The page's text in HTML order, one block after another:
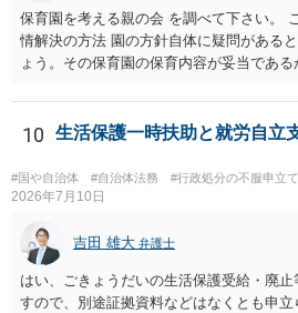
保育園を考える親の会 を調べて下さい。
情解決の方法 園の方針自体に疑問がある
ょう。その保育園の保育内容が妥当であ
だけで問題が解決できずにこじれた時に
に提出しましょう。園は保護者の苦情に
三）。さらに苦情解決のための第三者委員
導されています。 保育園との相談や交渉
「福祉サービス運営適正化委員会」が設
はもちろんのこと、認可外の保育施設でも
は、市や区、都道府県などの責任の範囲
談に応じなくてはなりません。
10 生活保護一時扶助と就労自立
#国や自治体 #自治体法務 #行政処分の不服申立て
2026年7月10日
吉田 雄大 弁護士
はい、ごきょうだいの生活保護受給・廃
すので、別途証拠資料などはなくとも申